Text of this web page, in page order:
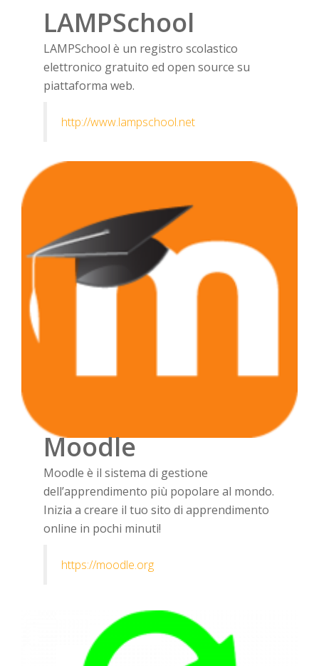
LAMPSchool
LAMPSchool è un registro scolastico
elettronico gratuito ed open source su
piattaforma web.
http://www.lampschool.net
Moodle
Moodle è il sistema di gestione
dell’apprendimento più popolare al mondo.
Inizia a creare il tuo sito di apprendimento
online in pochi minuti!
https://moodle.org